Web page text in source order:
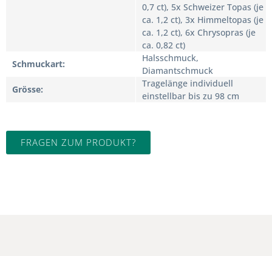
0,7 ct), 5x Schweizer Topas (je
ca. 1,2 ct), 3x Himmeltopas (je
ca. 1,2 ct), 6x Chrysopras (je
ca. 0,82 ct)
Schmuckart
Halsschmuck,
Diamantschmuck
Grösse
Tragelänge individuell
einstellbar bis zu 98 cm
FRAGEN ZUM PRODUKT?